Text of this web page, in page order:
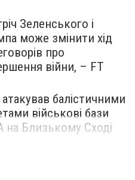
Зеленського і
може змінити хід
про
війни, – FT
атакував балістичними
військові бази
Близькому Сході